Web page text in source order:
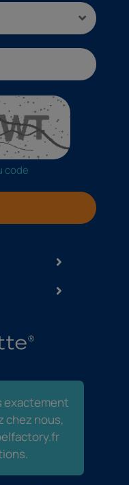
code
exactement
chez nous,